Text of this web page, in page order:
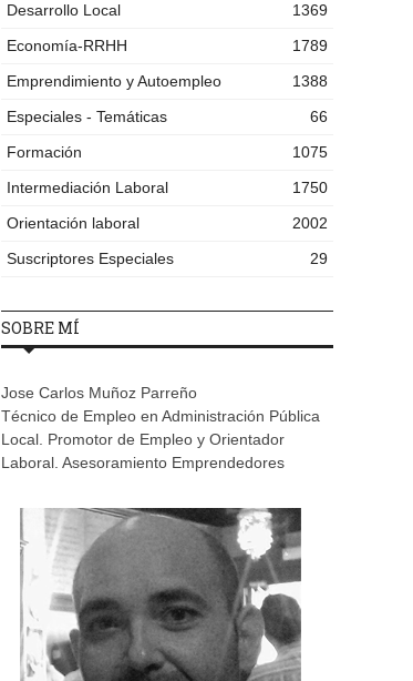
Desarrollo Local
1369
Economía-RRHH
1789
Emprendimiento y Autoempleo
1388
Especiales - Temáticas
66
Formación
1075
Intermediación Laboral
1750
Orientación laboral
2002
Suscriptores Especiales
29
SOBRE MÍ
Jose Carlos Muñoz Parreño
Técnico de Empleo en Administración Pública
Local. Promotor de Empleo y Orientador
Laboral. Asesoramiento Emprendedores